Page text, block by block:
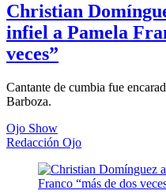
Christian
infiel a Pamela
veces”
Cantante de cumbia fue
Barboza.
Ojo Show
Redacción Ojo